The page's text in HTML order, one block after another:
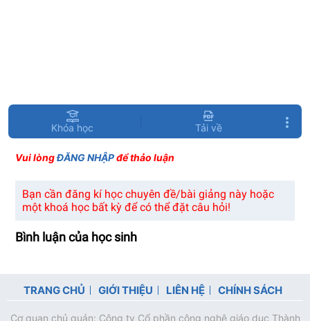
Khóa học Tải về
Vui lòngĐĂNG NHẬPđể thảo luận
Bạn cần đăng kí học chuyên đề/bài giảng này hoặc
một khoá học bất kỳ để có thể đặt câu hỏi!
Bình luận của học sinh
TRANG CHỦ GIỚI THIỆU LIÊN HỆ CHÍNH SÁCH
Cơ quan chủ quản: Công ty Cổ phần công nghệ giáo dục Thành